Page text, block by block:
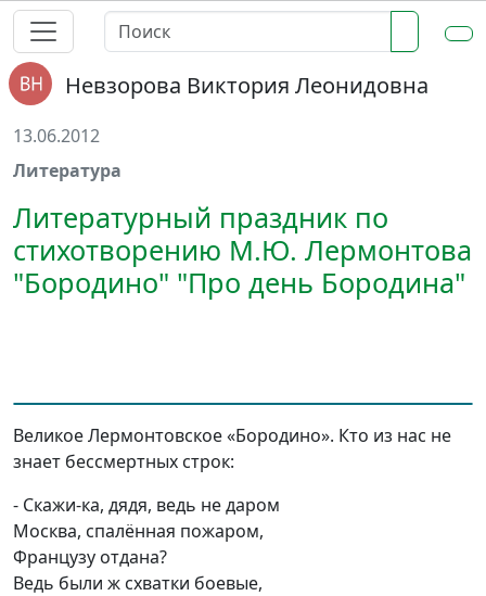
Невзорова Виктория Леонидовна
13.06.2012
Литература
Литературный праздник по
стихотворению М.Ю. Лермонтова
"Бородино" "Про день Бородина"
Великое Лермонтовское «Бородино». Кто из нас не
знает бессмертных строк:
- Скажи-ка, дядя, ведь не даром
Москва, спалённая пожаром,
Французу отдана?
Ведь были ж схватки боевые,